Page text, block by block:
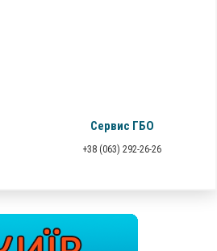
Сервис ГБО
+38 (063) 292-26-26